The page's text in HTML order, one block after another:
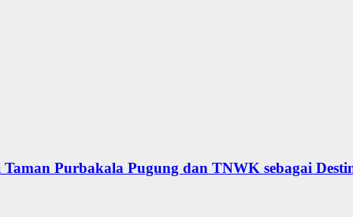
Purbakala Pugung dan TNWK sebagai